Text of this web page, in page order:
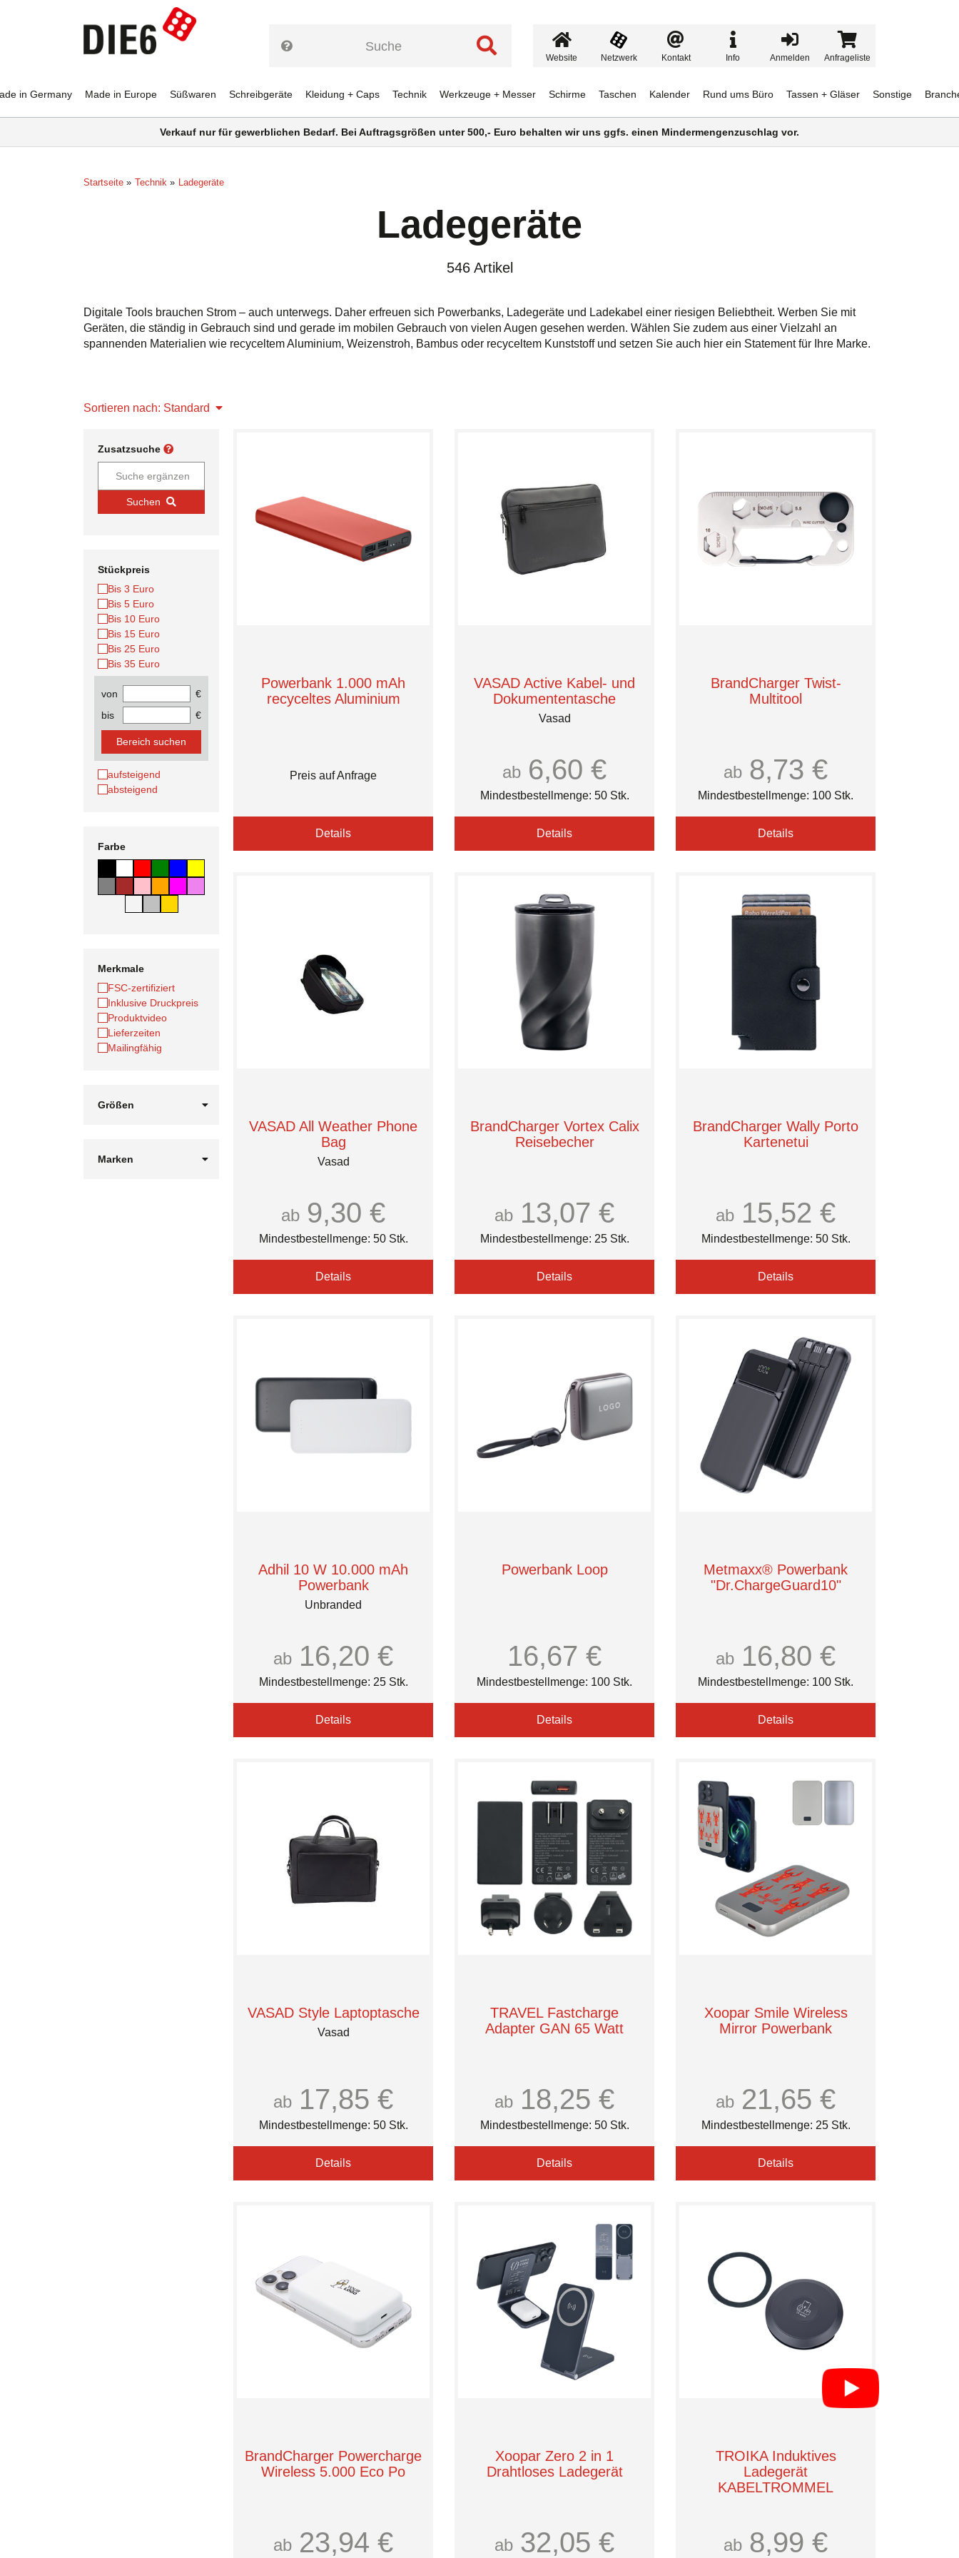
in Germany Made in Europe Süßwaren Schreibgeräte Kleidung + Caps Technik Werkzeuge + Messer Schirme Taschen Kalender Rund ums Büro Tassen + Gläser Sonstige
Website Netzwerk Kontakt Info Anmelden Anfrageliste
Verkauf nur für gewerblichen Bedarf. Bei Auftragsgrößen unter 500,- Euro behalten wir uns ggfs. einen Mindermengenzuschlag vor.
Startseite Technik Ladegeräte
Ladegeräte
546 Artikel
Digitale Tools brauchen Strom – auch unterwegs. Daher erfreuen sich Powerbanks, Ladegeräte und Ladekabel einer riesigen Beliebtheit. Werben Sie mit
Geräten, die ständig in Gebrauch sind und gerade im mobilen Gebrauch von vielen Augen gesehen werden. Wählen Sie zudem aus einer Vielzahl an
spannenden Materialien wie recyceltem Aluminium, Weizenstroh, Bambus oder recyceltem Kunststoff und setzen Sie auch hier ein Statement für Ihre Marke.
Sortieren nach: Standard
Zusatzsuche
Suchen
Stückpreis
Bis 3 Euro
Bis 5 Euro
Bis 10 Euro
Bis 15 Euro
Bis 25 Euro
Bis 35 Euro
von
€
bis
€
Bereich suchen
aufsteigend
absteigend
Farbe
Merkmale
FSC-zertifiziert
Inklusive Druckpreis
Produktvideo
Lieferzeiten
Mailingfähig
Größen
4.000 mAh
Marken
Powerbank 1.000 mAh
recyceltes Aluminium
Preis auf Anfrage
Details
VASAD Active Kabel- und
Dokumententasche
Vasad
ab 6,60 €
Mindestbestellmenge: 50 Stk.
Details
BrandCharger Twist-
Multitool
ab 8,73 €
Mindestbestellmenge: 100 Stk.
Details
VASAD All Weather Phone
Bag
Vasad
ab 9,30 €
Mindestbestellmenge: 50 Stk.
Details
BrandCharger Vortex Calix
Reisebecher
ab 13,07 €
Mindestbestellmenge: 25 Stk.
Details
BrandCharger Wally Porto
Kartenetui
ab 15,52 €
Mindestbestellmenge: 50 Stk.
Details
Adhil 10 W 10.000 mAh
Powerbank
Unbranded
ab 16,20 €
Mindestbestellmenge: 25 Stk.
Details
Powerbank Loop
16,67 €
Mindestbestellmenge: 100 Stk.
Details
Metmaxx® Powerbank
"Dr.ChargeGuard10"
ab 16,80 €
Mindestbestellmenge: 100 Stk.
Details
VASAD Style Laptoptasche
Vasad
ab 17,85 €
Mindestbestellmenge: 50 Stk.
Details
TRAVEL Fastcharge
Adapter GAN 65 Watt
ab 18,25 €
Mindestbestellmenge: 50 Stk.
Details
Xoopar Smile Wireless
Mirror Powerbank
ab 21,65 €
Mindestbestellmenge: 25 Stk.
Details
BrandCharger Powercharge
Wireless 5.000 Eco Po
ab 23,94 €
Xoopar Zero 2 in 1
Drahtloses Ladegerät
ab 32,05 €
TROIKA Induktives
Ladegerät
KABELTROMMEL
ab 8,99 €